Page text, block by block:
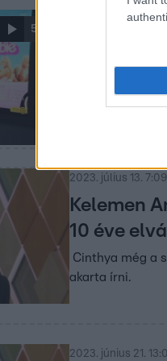
5:49
2023. július 19.
Cinthya
rózsaszín
Mindenki kicsit
káprázott a
volt Cinthya
2023. július 13. 7:09
Kelemen
10 éve
Cinthya még a
akarta írni.
2023. június 21.